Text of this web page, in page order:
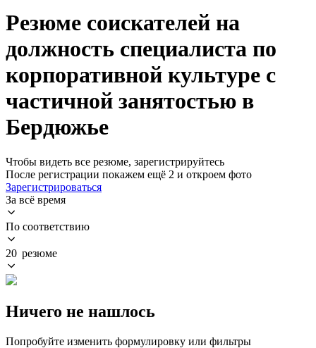
Резюме соискателей на
должность специалиста по
корпоративной культуре с
частичной занятостью в
Бердюжье
Чтобы видеть все резюме, зарегистрируйтесь
После регистрации покажем ещё 2 и откроем фото
Зарегистрироваться
За всё время
По соответствию
20 резюме
Ничего не нашлось
Попробуйте изменить формулировку или фильтры